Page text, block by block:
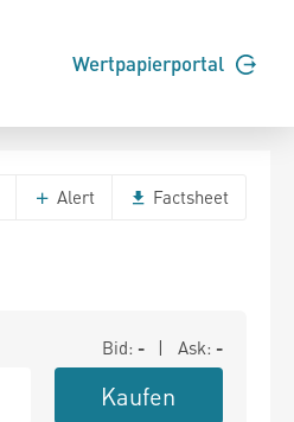
Wertpapierportal
Alert Factsheet
Bid: - | Ask: -
Kaufen